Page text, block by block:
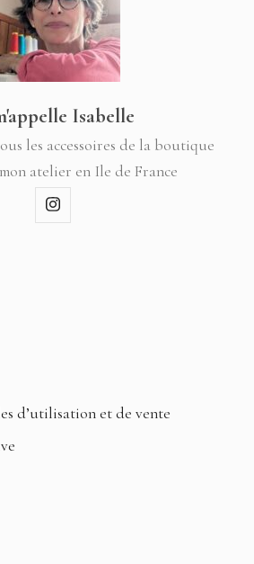
Isabelle
les accessoires de la boutique
atelier en Ile de France
d’utilisation et de vente